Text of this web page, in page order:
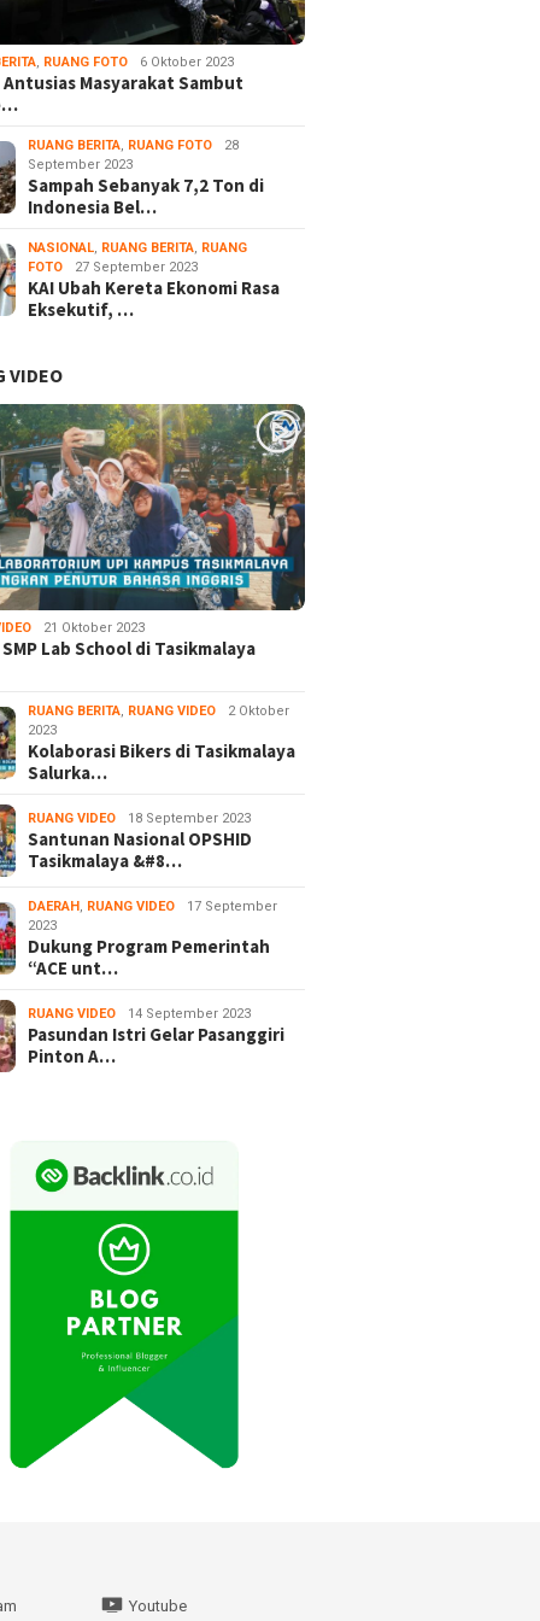
, RUANG FOTO 6 Oktober 2023
Masyarakat Sambut
RUANG BERITA, RUANG FOTO
28
September 2023
Sampah Sebanyak 7,2 Ton di
Indonesia Bel…
NASIONAL, RUANG BERITA, RUANG
FOTO
27 September 2023
KAI Ubah Kereta Ekonomi Rasa
Eksekutif, …
VIDEO
21 Oktober 2023
Lab School di Tasikmalaya
RUANG BERITA, RUANG VIDEO
2 Oktober
2023
Kolaborasi Bikers di Tasikmalaya
Salurka…
RUANG VIDEO 18 September 2023
Santunan Nasional OPSHID
Tasikmalaya &#8…
DAERAH , RUANG VIDEO
17 September
2023
Dukung Program Pemerintah
“ACE unt…
RUANG VIDEO 14 September 2023
Pasundan Istri Gelar Pasanggiri
Pinton A…
Youtube